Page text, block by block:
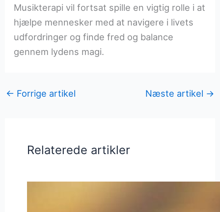
Musikterapi vil fortsat spille en vigtig rolle i at
hjælpe mennesker med at navigere i livets
udfordringer og finde fred og balance
gennem lydens magi.
← Forrige artikel Næste artikel →
Relaterede artikler